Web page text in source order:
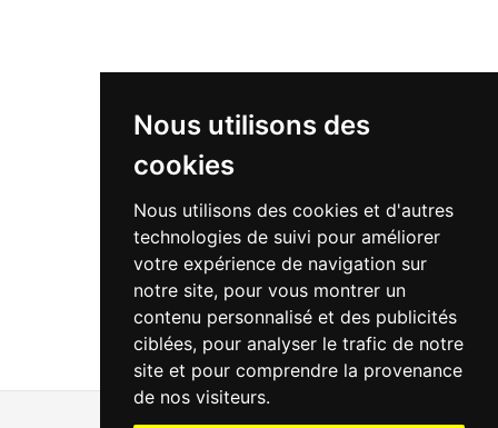
Nous utilisons des
cookies
Nous utilisons des cookies et d'autres
technologies de suivi pour améliorer
votre expérience de navigation sur
notre site, pour vous montrer un
contenu personnalisé et des publicités
ciblées, pour analyser le trafic de notre
site et pour comprendre la provenance
de nos visiteurs.